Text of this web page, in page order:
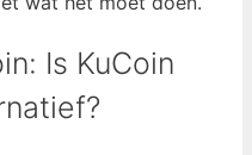
Is KuCoin